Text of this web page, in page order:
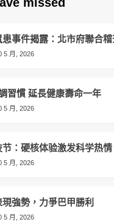
事件揭露：北市府聯合
5 月, 2026
習慣 延長健康壽命一年
5 月, 2026
：硬核体验激发科学热情
5 月, 2026
強勢，力爭巴甲勝利
5 月, 2026